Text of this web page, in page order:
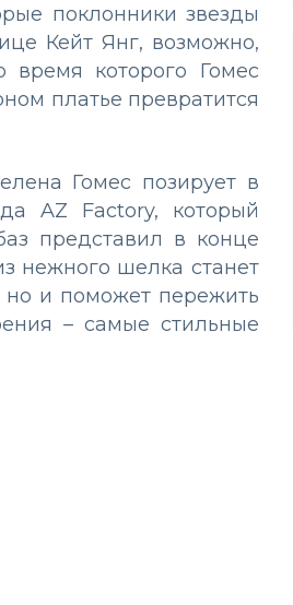
поклонники звезды
Кейт Янг, возможно,
которого Гомес
платье превратится
Гомес позирует в
AZ Factory, который
представил в конце
нежного шелка станет
но и поможет пережить
– самые стильные